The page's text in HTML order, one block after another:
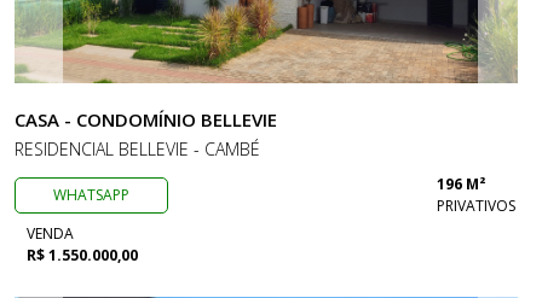
CASA - CONDOMÍNIO BELLEVIE
RESIDENCIAL BELLEVIE - CAMBÉ
WHATSAPP
196 M²
PRIVATIVOS
VENDA
R$ 1.550.000,00